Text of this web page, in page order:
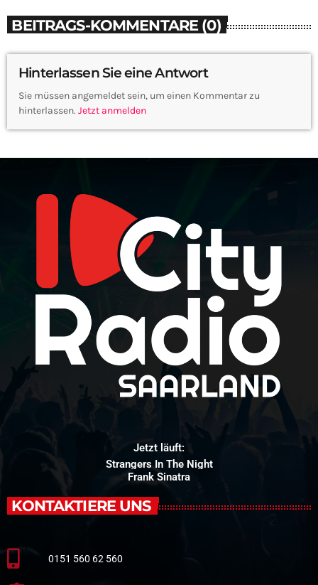
BEITRAGS-KOMMENTARE (0)
Hinterlassen Sie eine Antwort
Sie müssen angemeldet sein, um einen Kommentar zu
hinterlassen. Jetzt anmelden
Jetzt läuft:
Strangers In The Night
Frank Sinatra
KONTAKTIERE UNS
0151 560 62 560